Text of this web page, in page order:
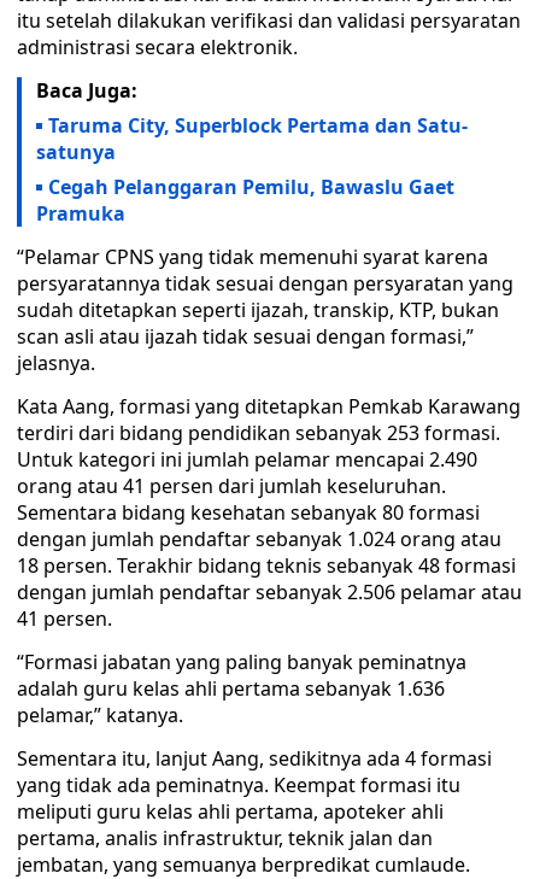
itu setelah dilakukan verifikasi dan validasi persyaratan
administrasi secara elektronik.
Baca Juga:
Taruma City, Superblock Pertama dan Satu-
satunya
Cegah Pelanggaran Pemilu, Bawaslu Gaet
Pramuka
“Pelamar CPNS yang tidak memenuhi syarat karena
persyaratannya tidak sesuai dengan persyaratan yang
sudah ditetapkan seperti ijazah, transkip, KTP, bukan
scan asli atau ijazah tidak sesuai dengan formasi,”
jelasnya.
Kata Aang, formasi yang ditetapkan Pemkab Karawang
terdiri dari bidang pendidikan sebanyak 253 formasi.
Untuk kategori ini jumlah pelamar mencapai 2.490
orang atau 41 persen dari jumlah keseluruhan.
Sementara bidang kesehatan sebanyak 80 formasi
dengan jumlah pendaftar sebanyak 1.024 orang atau
18 persen. Terakhir bidang teknis sebanyak 48 formasi
dengan jumlah pendaftar sebanyak 2.506 pelamar atau
41 persen.
“Formasi jabatan yang paling banyak peminatnya
adalah guru kelas ahli pertama sebanyak 1.636
pelamar,” katanya.
Sementara itu, lanjut Aang, sedikitnya ada 4 formasi
yang tidak ada peminatnya. Keempat formasi itu
meliputi guru kelas ahli pertama, apoteker ahli
pertama, analis infrastruktur, teknik jalan dan
jembatan, yang semuanya berpredikat cumlaude.